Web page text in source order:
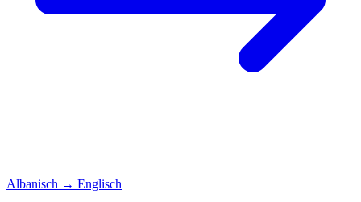
Albanisch → Englisch